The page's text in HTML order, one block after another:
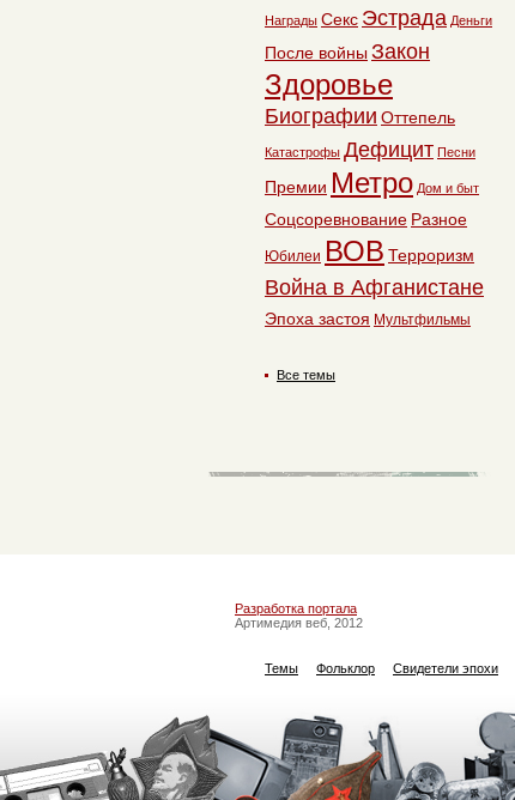
Награды Секс Эстрада Деньги
После войны Закон
Здоровье
Биографии Оттепель
Катастрофы Дефицит Песни
Премии Метро Дом и быт
Соцсоревнование Разное
Юбилеи ВОВ Терроризм
Война в Афганистане
Эпоха застоя Мультфильмы
Все темы
Разработка портала
Артимедия веб, 2012
Темы Фольклор Свидетели эпохи